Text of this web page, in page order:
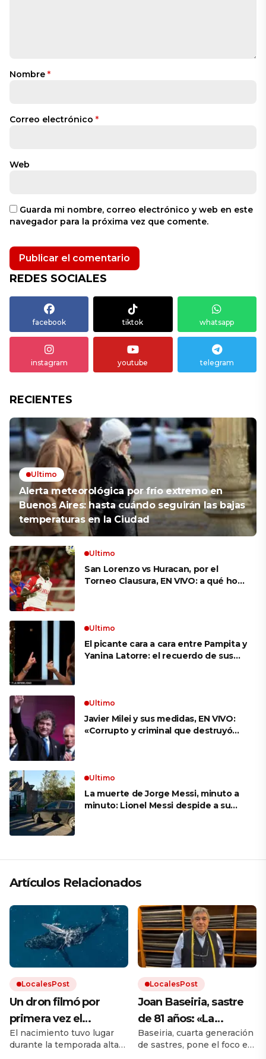
Nombre *
Correo electrónico *
Web
Guarda mi nombre, correo electrónico y web en este
navegador para la próxima vez que comente.
REDES SOCIALES
facebook tiktok whatsapp
instagram youtube telegram
RECIENTES
Ultimo
Alerta meteorológica por frío extremo en
Buenos Aires: hasta cuándo seguirán las bajas
temperaturas en la Ciudad
Ultimo
San Lorenzo vs Huracan, por el
Torneo Clausura, EN VIVO: a qué hora
Ultimo
El picante cara a cara entre Pampita y
Yanina Latorre: el recuerdo de sus
Ultimo
Javier Milei y sus medidas, EN VIVO:
«Corrupto y criminal que destruyó
Ultimo
La muerte de Jorge Messi, minuto a
minuto: Lionel Messi despide a su
Artículos Relacionados
LocalesPost
Un dron filmó por
primera vez el
nacimiento de una
ballena jorobada en
El nacimiento tuvo lugar
durante la temporada alta
LocalesPost
Joan Baseiria, sastre
de 81 años: «La
mayoría de ropa actual
ya no es ni de algodón
Baseiria, cuarta generación
de sastres, pone el foco en